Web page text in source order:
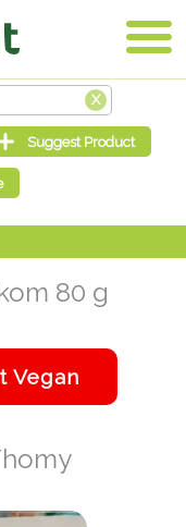
80 g